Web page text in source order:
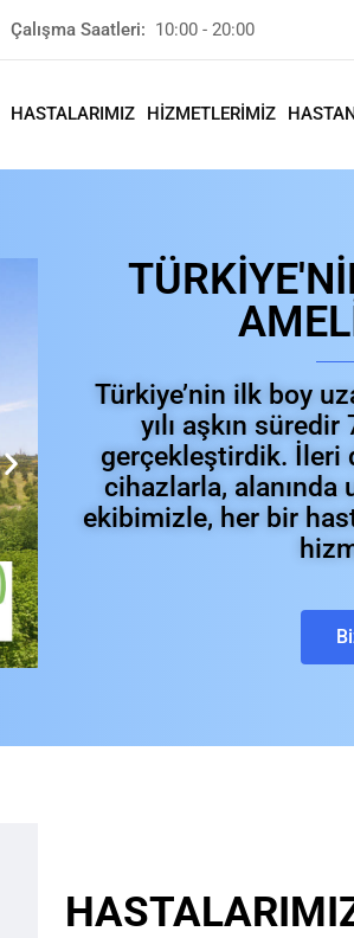
Çalışma Saatleri: 10:00 - 20:00
HASTALARIMIZ HİZMETLERİMİZ
Türkiye’nin ilk boy
yılı aşkın süredir
gerçekleştirdik. İleri
cihazlarla,
ekibimizle, her bir